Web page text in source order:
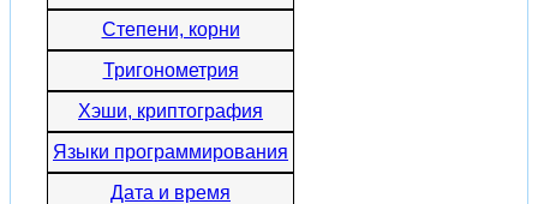
Степени, корни
Тригонометрия
Хэши, криптография
Языки программирования
Дата и время